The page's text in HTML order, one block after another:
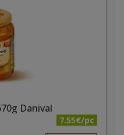
Danival
7.55€/pc